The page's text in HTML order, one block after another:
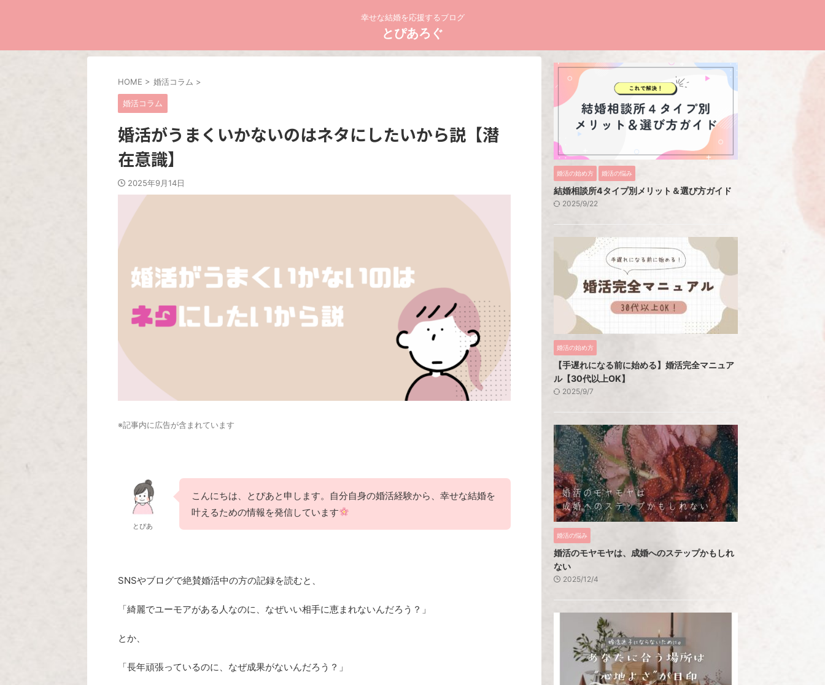
幸せな結婚を応援するブログ
とぴあろぐ
HOME > 婚活コラム >
婚活コラム
婚活がうまくいかないのはネタにしたいから説【潜
在意識】
2025年9月14日
※記事内に広告が含まれています
とぴあ
こんにちは、とぴあと申します。自分自身の婚活経験から、幸せな結婚を
叶えるための情報を発信しています
SNSやブログで絶賛婚活中の方の記録を読むと、
「綺麗でユーモアがある人なのに、なぜいい相手に恵まれないんだろう？」
とか、
「長年頑張っているのに、なぜ成果がないんだろう？」
婚活の始め方 婚活の悩み
結婚相談所4タイプ別メリット＆選び方ガイド
2025/9/22
婚活の始め方
【手遅れになる前に始める】婚活完全マニュア
ル【30代以上OK】
2025/9/7
婚活の悩み
婚活のモヤモヤは、成婚へのステップかもしれ
ない
2025/12/4